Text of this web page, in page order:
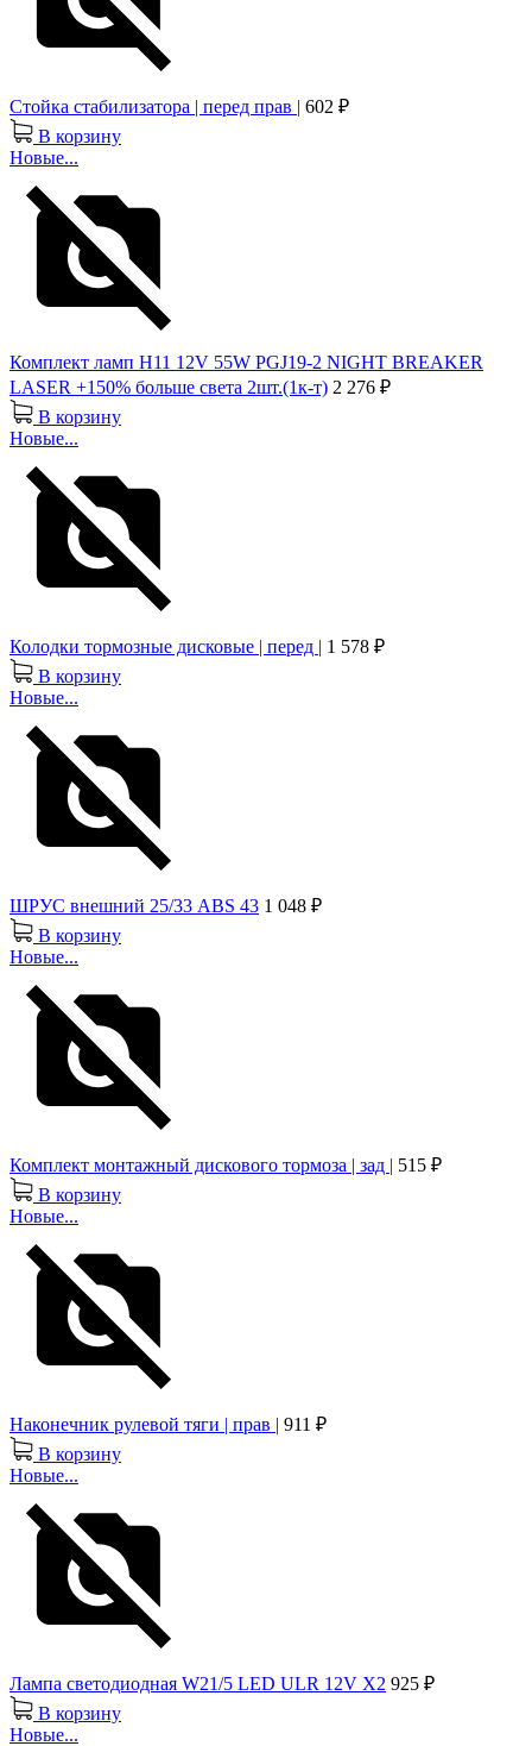
Стойка стабилизатора | перед прав | 602 ₽
В корзину
Новые...
Комплект ламп H11 12V 55W PGJ19-2 NIGHT BREAKER
LASER +150% больше света 2шт.(1к-т) 2 276 ₽
В корзину
Новые...
Колодки тормозные дисковые | перед | 1 578 ₽
В корзину
Новые...
ШРУС внешний 25/33 ABS 43 1 048 ₽
В корзину
Новые...
Комплект монтажный дискового тормоза | зад | 515 ₽
В корзину
Новые...
Наконечник рулевой тяги | прав | 911 ₽
В корзину
Новые...
Лампа светодиодная W21/5 LED ULR 12V X2 925 ₽
В корзину
Новые...